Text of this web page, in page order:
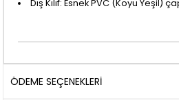
Dış Kılıf: Esnek PVC (Koyu Yeşil)
ÖDEME SEÇENEKLERI